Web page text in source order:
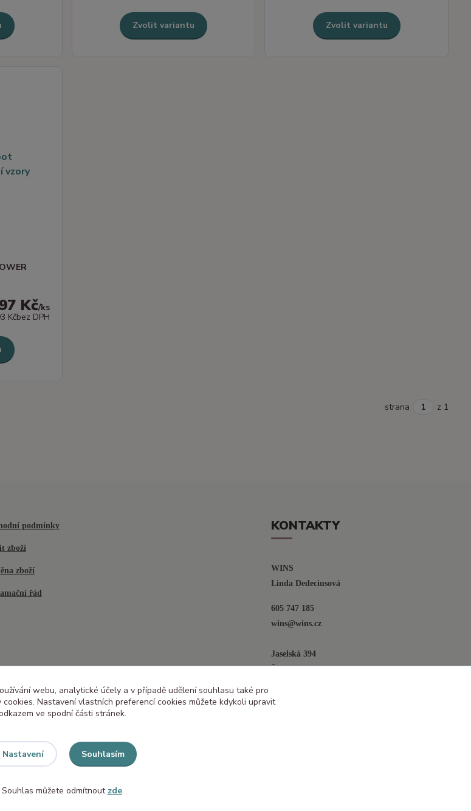
Zvolit variantu Zvolit variantu
Kč/ks
Kčbez DPH
strana z 1
podmínky
zboží
zboží
řád
KONTAKTY
WINS
Linda Dedeciusová
605 747 185
wins@wins.cz
Jaselská 394
Šenov u N. Jičína
webu, analytické účely a v případě udělení souhlasu také pro
Nastavení vlastních preferencí cookies můžete kdykoli upravit
ve spodní části stránek.
Nastavení Souhlasím
Souhlas můžete odmítnout zde.